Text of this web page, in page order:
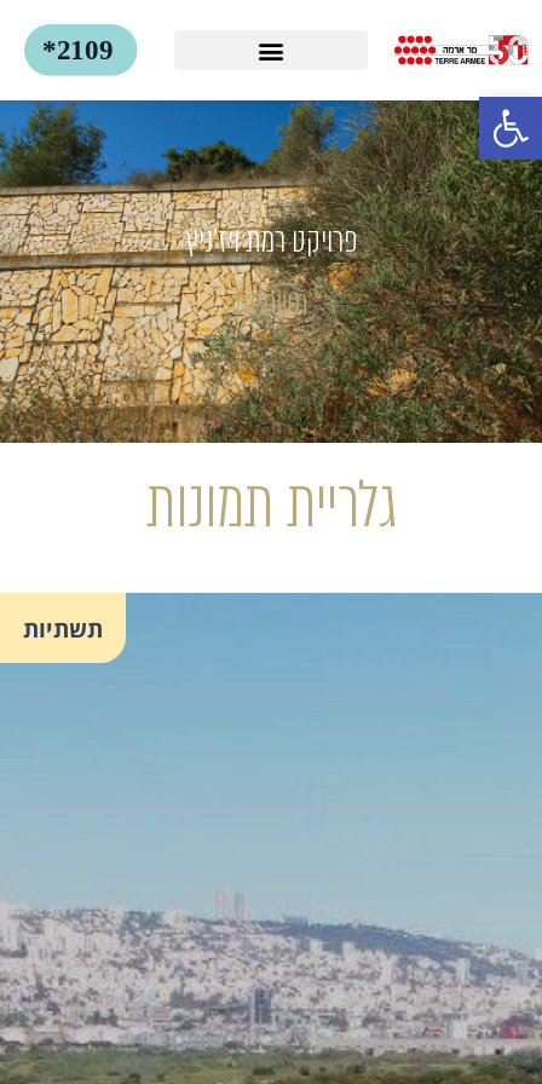
פתח סרגל נגישות
פרויקט רמת ויז'ניץ
תשתיות
גלריית תמונות
תשתיות